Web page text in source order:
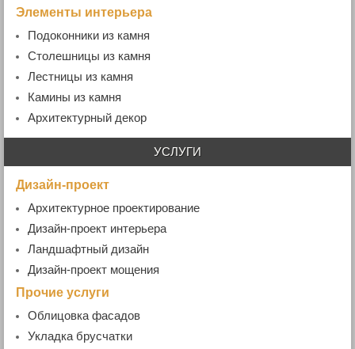
Элементы интерьера
Подоконники из камня
- Гранитные подоконники
Столешницы из камня
Лестницы из камня
- Ступени гранитные
Камины из камня
Архитектурный декор
УСЛУГИ
Дизайн-проект
Архитектурное проектирование
Дизайн-проект интерьера
Ландшафтный дизайн
Дизайн-проект мощения
Прочие услуги
Облицовка фасадов
Укладка брусчатки